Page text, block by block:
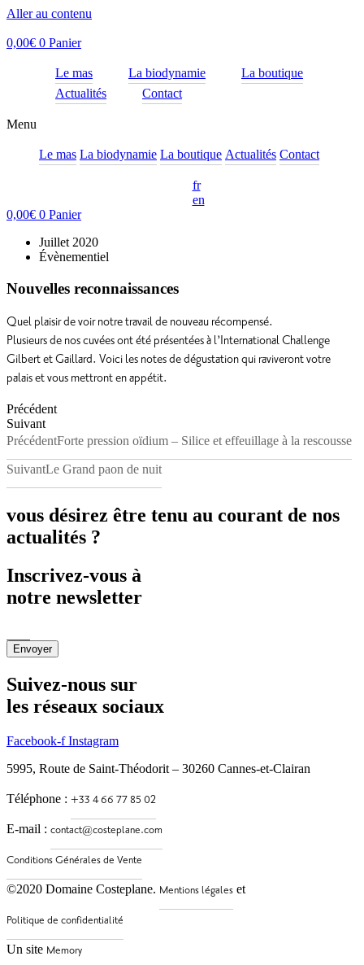
Aller au contenu
0,00€ 0 Panier
Le mas La biodynamie
La boutique
Actualités
Contact
Menu
Le mas La biodynamie La boutique Actualités Contact
fr
en
0,00€ 0 Panier
Juillet 2020
Évènementiel
Nouvelles reconnaissances
Quel plaisir de voir notre travail de nouveau récompensé.
Plusieurs de nos cuvées ont été présentées à l’International Challenge
Gilbert et Gaillard. Voici les notes de dégustation qui raviveront votre
palais et vous mettront en appétit.
Précédent
Suivant
PrécédentForte pression oïdium – Silice et effeuillage à la rescousse
SuivantLe Grand paon de nuit
vous désirez être tenu au courant de nos
actualités ?
Inscrivez-vous à
notre newsletter
Envoyer
Suivez-nous sur
les réseaux sociaux
Facebook-f Instagram
5995, Route de Saint-Théodorit – 30260 Cannes-et-Clairan
Téléphone :
E-mail :
©2020 Domaine Costeplane. et
Un site